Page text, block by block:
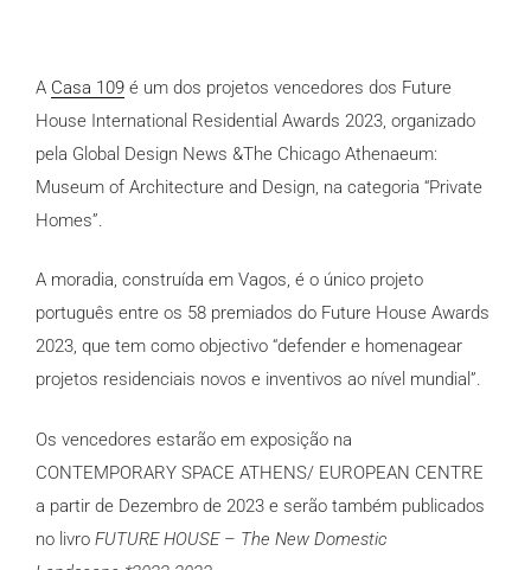
A Casa 109 é um dos projetos vencedores dos Future
House International Residential Awards 2023, organizado
pela Global Design News &The Chicago Athenaeum:
Museum of Architecture and Design, na categoria “Private
Homes”.
A moradia, construída em Vagos, é o único projeto
português entre os 58 premiados do Future House Awards
2023, que tem como objectivo “defender e homenagear
projetos residenciais novos e inventivos ao nível mundial”.
Os vencedores estarão em exposição na
CONTEMPORARY SPACE ATHENS/ EUROPEAN CENTRE
a partir de Dezembro de 2023 e serão também publicados
no livro FUTURE HOUSE – The New Domestic